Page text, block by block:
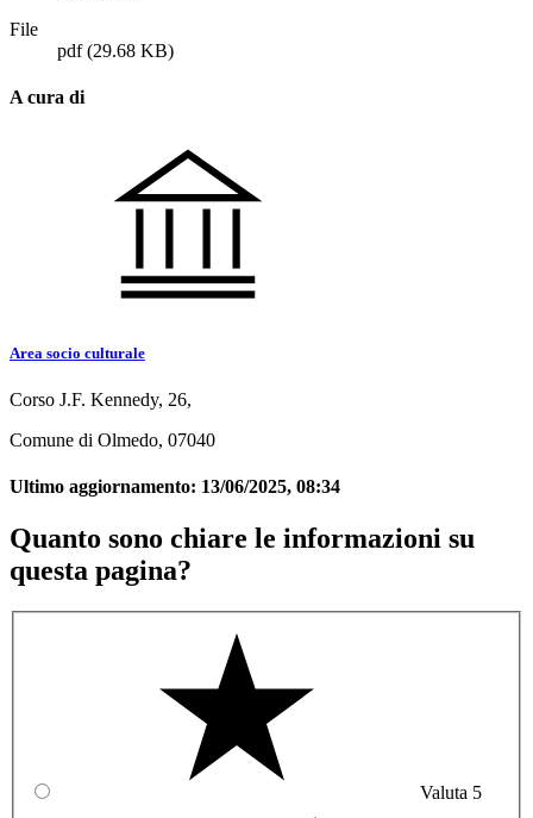
File
pdf(29.68 KB)
A cura di
Area socio culturale
Corso J.F. Kennedy, 26,
Comune di Olmedo, 07040
Ultimo aggiornamento: 13/06/2025, 08:34
Quanto sono chiare le informazioni su
questa pagina?
Valuta 5